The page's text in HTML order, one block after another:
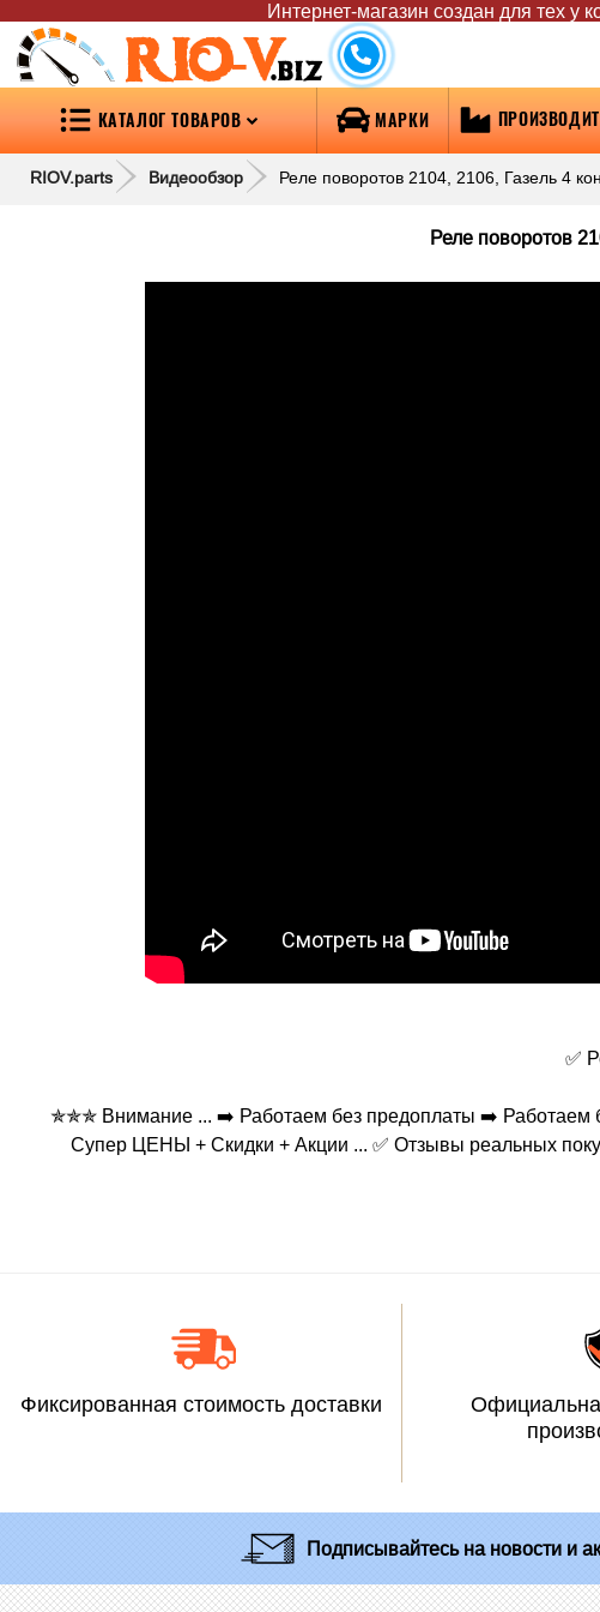
Интернет-магазин создан для тех у
RIO-V.biz
КАТАЛОГ ТОВАРОВ МАРКИ
RIOV.parts Видеообзор Реле поворотов 2104, 2106, Газель 4
Реле поворотов
✅
✯✯✯ Внимание ... ➡️ Работаем без предоплаты ➡️ Работаем
Супер ЦЕНЫ + Скидки + Акции ... ✅ Отзывы реальных
Фиксированная стоимость доставки
Подписывайтесьна новости и